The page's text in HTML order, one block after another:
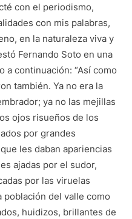
con el periodismo,
con mis palabras,
en la naturaleza viva y
Fernando Soto en una
a continuación: “Así como
también. Ya no era la
ya no las mejillas
ojos risueños de los
por grandes
les daban apariencias
ajadas por el sudor,
por las viruelas
población del valle como
huidizos, brillantes de